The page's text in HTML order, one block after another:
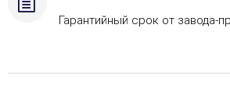
ГГУ-60
Гарантийный срок от завода-